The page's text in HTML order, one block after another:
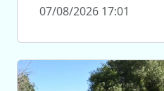
07/08/2026 17:01